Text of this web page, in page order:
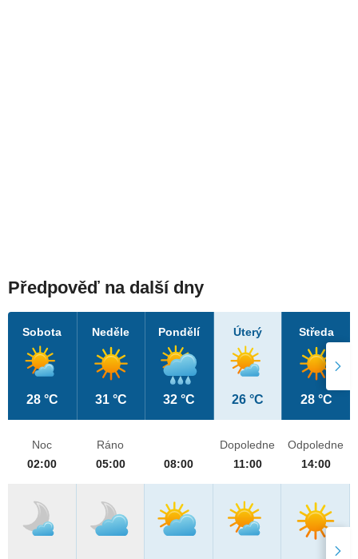
Předpověď na další dny
Sobota
28 °C
Neděle
31 °C
Pondělí
32 °C
Úterý
26 °C
Středa
28 °C
Noc
02:00
Ráno
05:00
08:00
Dopoledne
11:00
Odpoledne
14:00